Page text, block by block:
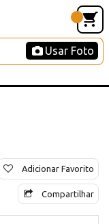
Usar Foto
Adicionar Favorito
Compartilhar